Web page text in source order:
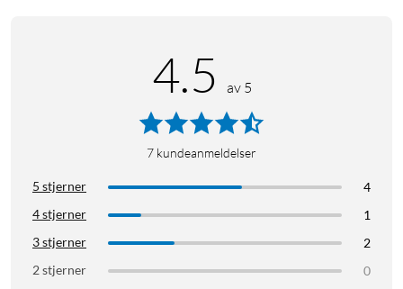
4.5 av 5
7 kundeanmeldelser
5 stjerner
4
4 stjerner
1
3 stjerner
2
2 stjerner
0